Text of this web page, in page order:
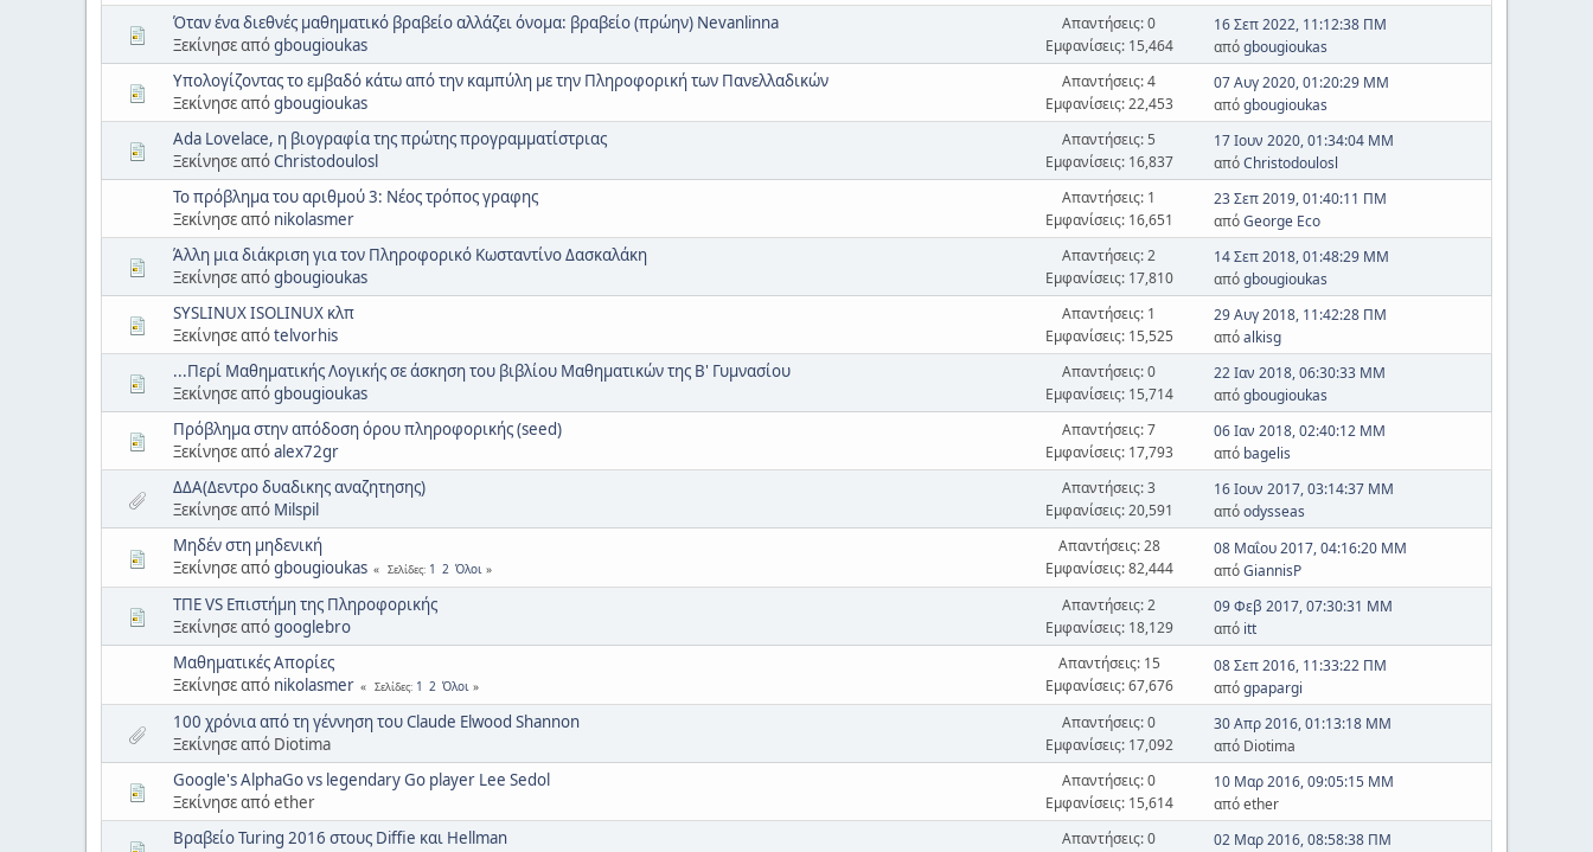
Όταν ένα διεθνές μαθηματικό βραβείο αλλάζει όνομα: βραβείο (πρώην) Nevanlinna
Ξεκίνησε απόgbougioukas
Απαντήσεις: 0
Εμφανίσεις: 15,464
16 Σεπ 2022, 11:12:38 ΠΜ
απόgbougioukas
Υπολογίζοντας το εμβαδό κάτω από την καμπύλη με την Πληροφορική των Πανελλαδικών
Ξεκίνησε απόgbougioukas
Απαντήσεις: 4
Εμφανίσεις: 22,453
07 Αυγ 2020, 01:20:29 ΜΜ
απόgbougioukas
Ada Lovelace, η βιογραφία της πρώτης προγραμματίστριας
Ξεκίνησε απόChristodoulosl
Απαντήσεις: 5
Εμφανίσεις: 16,837
17 Ιουν 2020, 01:34:04 ΜΜ
απόChristodoulosl
Το πρόβλημα του αριθμού 3: Νέος τρόπος γραφης
Ξεκίνησε από nikolasmer
Απαντήσεις: 1
Εμφανίσεις: 16,651
23 Σεπ 2019, 01:40:11 ΠΜ
απόGeorge Eco
Άλλη μια διάκριση για τον Πληροφορικό Κωσταντίνο Δασκαλάκη
Ξεκίνησε απόgbougioukas
Απαντήσεις: 2
Εμφανίσεις: 17,810
14 Σεπ 2018, 01:48:29 ΜΜ
απόgbougioukas
SYSLINUX ISOLINUX κλπ
Ξεκίνησε απόtelvorhis
Απαντήσεις: 1
Εμφανίσεις: 15,525
29 Αυγ 2018, 11:42:28 ΠΜ
απόalkisg
...Περί Μαθηματικής Λογικής σε άσκηση του βιβλίου Μαθηματικών της Β' Γυμνασίου
Ξεκίνησε απόgbougioukas
Απαντήσεις: 0
Εμφανίσεις: 15,714
22 Ιαν 2018, 06:30:33 ΜΜ
απόgbougioukas
Πρόβλημα στην απόδοση όρου πληροφορικής (seed)
Ξεκίνησε απόalex72gr
Απαντήσεις: 7
Εμφανίσεις: 17,793
06 Ιαν 2018, 02:40:12 ΜΜ
από bagelis
ΔΔΑ(Δεντρο δυαδικης αναζητησης)
Ξεκίνησε από Milspil
Απαντήσεις: 3
Εμφανίσεις: 20,591
16 Ιουν 2017, 03:14:37 ΜΜ
απόodysseas
Μηδέν στη μηδενική
Ξεκίνησε απόgbougioukas Σελίδες 1 2 Όλοι
Απαντήσεις: 28
Εμφανίσεις: 82,444
08 Μαΐου 2017, 04:16:20 ΜΜ
απόGiannisP
ΤΠΕ VS Επιστήμη της Πληροφορικής
Ξεκίνησε απόgooglebro
Απαντήσεις: 2
Εμφανίσεις: 18,129
09 Φεβ 2017, 07:30:31 ΜΜ
από itt
Μαθηματικές Απορίες
Ξεκίνησε από nikolasmer Σελίδες 1 2 Όλοι
Απαντήσεις: 15
Εμφανίσεις: 67,676
08 Σεπ 2016, 11:33:22 ΠΜ
απόgpapargi
100 χρόνια από τη γέννηση του Claude Elwood Shannon
Ξεκίνησε από Diotima
Απαντήσεις: 0
Εμφανίσεις: 17,092
30 Απρ 2016, 01:13:18 ΜΜ
από Diotima
Google's AlphaGo vs legendary Go player Lee Sedol
Ξεκίνησε από ether
Απαντήσεις: 0
Εμφανίσεις: 15,614
10 Μαρ 2016, 09:05:15 ΜΜ
από ether
Βραβείο Turing 2016 στους Diffie και Hellman
Απαντήσεις: 0
02 Μαρ 2016, 08:58:38 ΠΜ